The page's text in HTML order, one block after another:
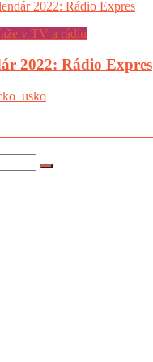
v TV a rádiu
2022: Rádio Expres